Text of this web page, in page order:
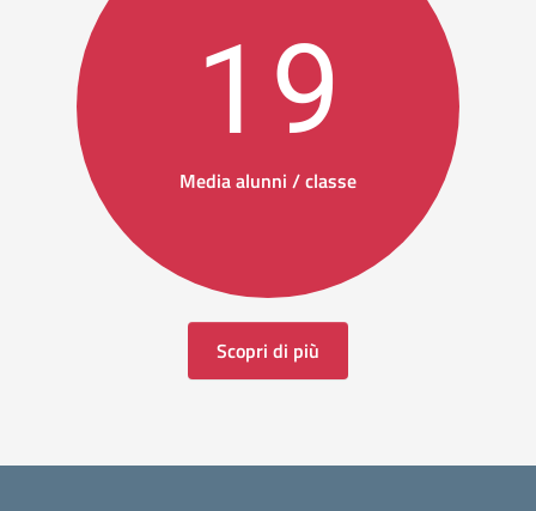
19
Media alunni / classe
Scopri di più